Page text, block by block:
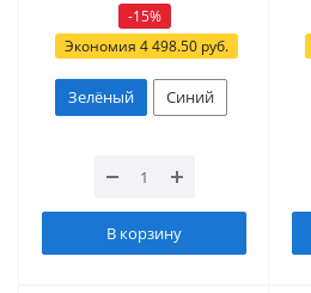
-15%
Экономия 4 498.50руб.
Зелёный Синий
В корзину